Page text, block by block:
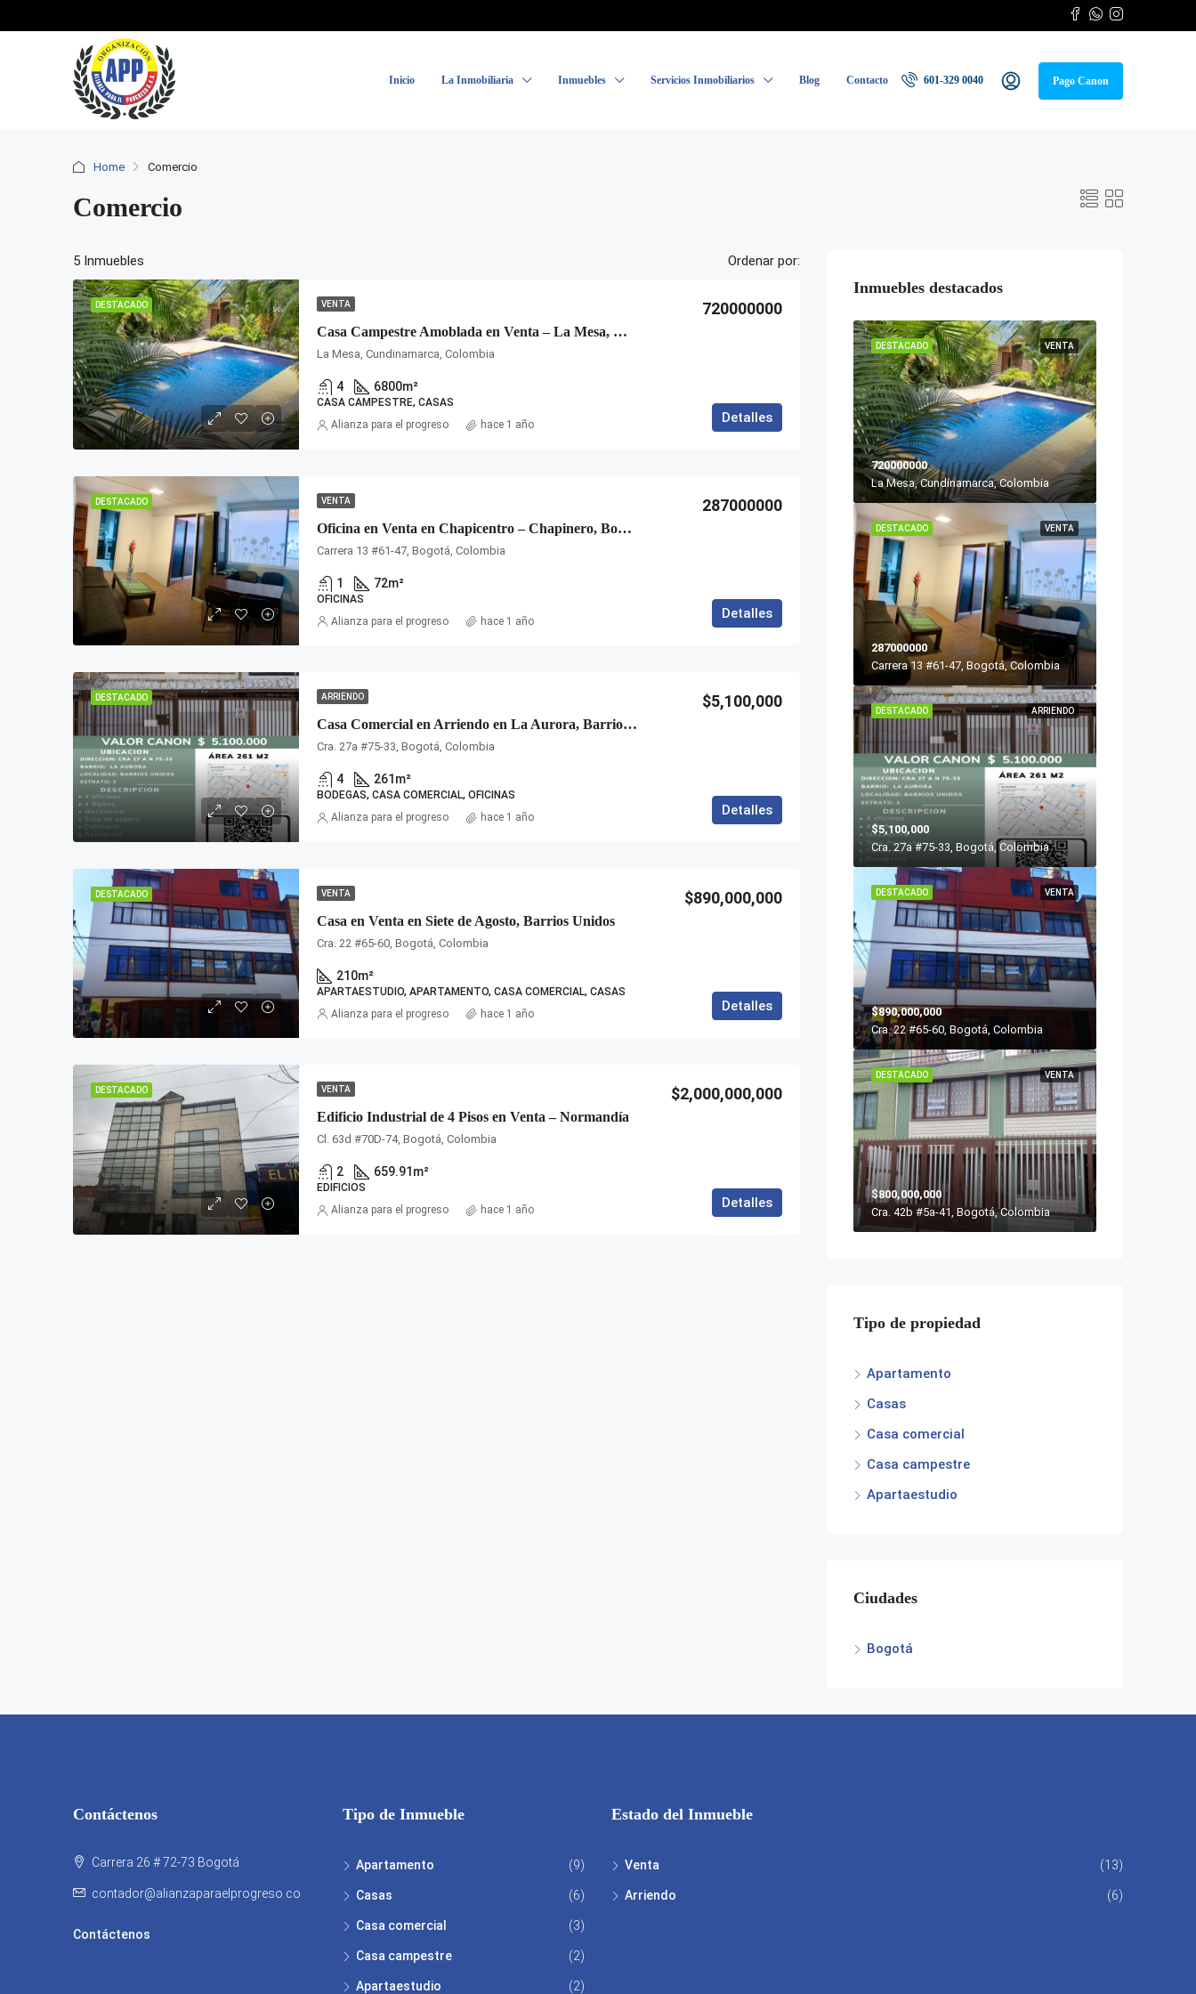
Inicio La Inmobiliaria Inmuebles Servicios Inmobiliarios Blog Contacto 601-329 0040 Pago Canon
Home Comercio
Comercio
5 Inmuebles Ordenar por:
DESTACADO VENTA
Casa Campestre Amoblada en Venta – La Mesa, Cundinamarca 🌄
720000000
La Mesa, Cundinamarca, Colombia
4 6800m²
CASA CAMPESTRE, CASAS
Detalles
Alianza para el progreso hace 1 año
DESTACADO VENTA
Oficina en Venta en Chapicentro – Chapinero, Bogotá
287000000
Carrera 13 #61-47, Bogotá, Colombia
1 72m²
OFICINAS
Detalles
Alianza para el progreso hace 1 año
DESTACADO ARRIENDO
Casa Comercial en Arriendo en La Aurora, Barrios Unidos
$5,100,000
Cra. 27a #75-33, Bogotá, Colombia
4 261 m²
BODEGAS, CASA COMERCIAL, OFICINAS
Detalles
Alianza para el progreso hace 1 año
DESTACADO VENTA
Casa en Venta en Siete de Agosto, Barrios Unidos
$890,000,000
Cra. 22 #65-60, Bogotá, Colombia
210m²
APARTAESTUDIO, APARTAMENTO, CASA COMERCIAL, CASAS
Detalles
Alianza para el progreso hace 1 año
DESTACADO VENTA
Edificio Industrial de 4 Pisos en Venta – Normandía
$2,000,000,000
Cl. 63d #70D-74, Bogotá, Colombia
2 659.91 m²
EDIFICIOS
Detalles
Alianza para el progreso hace 1 año
Inmuebles destacados
VENTA
DESTACADO
720000000
La Mesa, Cundinamarca, Colombia
VENTA
DESTACADO
287000000
Carrera 13 #61-47, Bogotá, Colombia
ARRIENDO
DESTACADO
$5,100,000
Cra. 27a #75-33, Bogotá, Colombia
VENTA
DESTACADO
$890,000,000
Cra. 22 #65-60, Bogotá, Colombia
VENTA
DESTACADO
$800,000,000
Cra. 42b #5a-41, Bogotá, Colombia
Tipo de propiedad
Apartamento
Casas
Casa comercial
Casa campestre
Apartaestudio
Ciudades
Bogotá
Contáctenos
Carrera 26 # 72-73 Bogotá
contador@alianzaparaelprogreso.co
Contáctenos
Tipo de Inmueble
Apartamento (9)
Casas (6)
Casa comercial (3)
Casa campestre (2)
Apartaestudio (2)
Estado del Inmueble
Venta (13)
Arriendo (6)